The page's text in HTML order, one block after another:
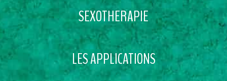
SEXOTHERAPIE
LES APPLICATIONS